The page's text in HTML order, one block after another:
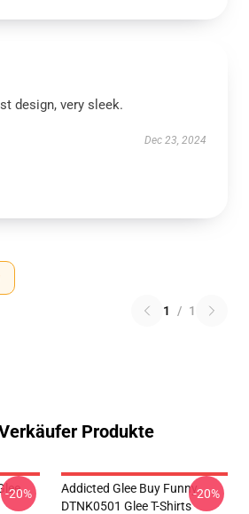
design, very sleek.
Dec 23, 2024
1 / 1
Produkte
-20%
Addicted Glee Buy Funny
DTNK0501 Glee T-Shirts
-20%